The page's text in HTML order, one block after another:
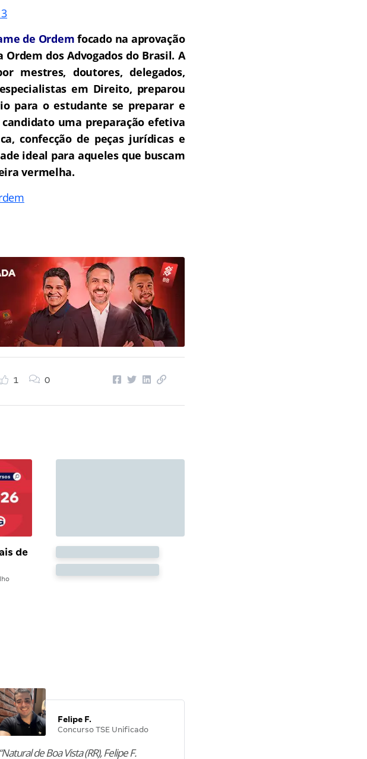
de Ordemfocado na aprovação
dos Advogados do Brasil. A
mestres, doutores, delegados,
em Direito, preparou
para o estudante se preparar e
uma preparação efetiva
confecção de peças jurídicas e
ideal para aqueles que buscam
vermelha.
1 0
de
Felipe F.
Concurso TSE Unificado
“Natural de Boa Vista (RR), Felipe F.